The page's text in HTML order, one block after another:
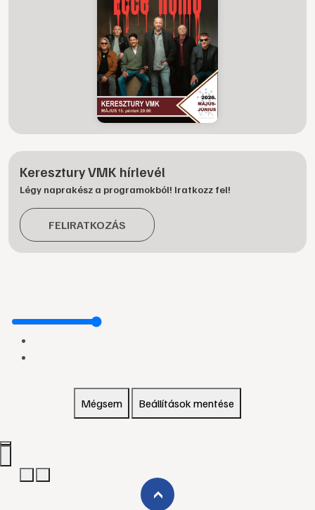
Keresztury VMK hírlevél
Légy naprakész a programokból! Iratkozz fel!
FELIRATKOZÁS
Mégsem Beállítások mentése
›